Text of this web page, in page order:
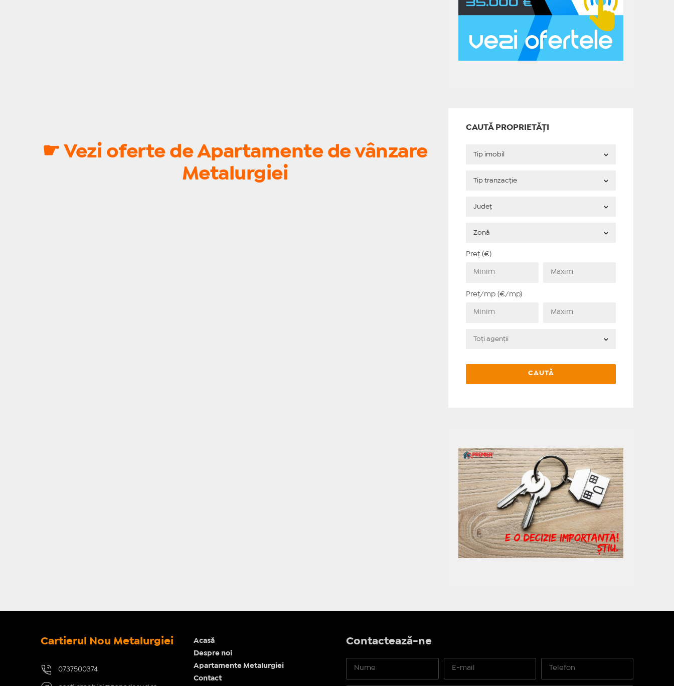
☛ Vezi oferte de Apartamente de vânzare
Metalurgiei
CAUTĂ PROPRIETĂȚI
Preț (€)
Preț/mp (€/mp)
Cartierul Nou Metalurgiei
0737500374
Acasă
Despre noi
Apartamente Metalurgiei
Contact
Contactează-ne